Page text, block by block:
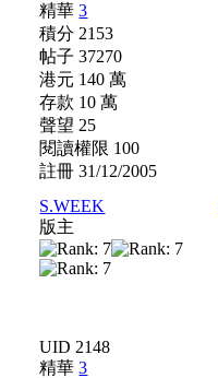
精華3
積分 2153
帖子 37270
港元 140 萬
存款 10 萬
聲望 25
閱讀權限 100
註冊 31/12/2005
S.WEEK
版主
UID 2148
精華3